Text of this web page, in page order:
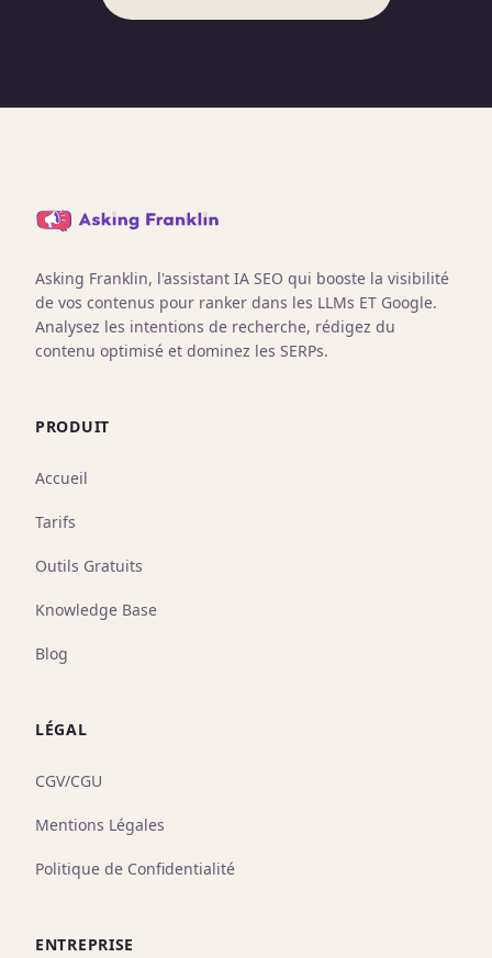
Asking Franklin, l'assistant IA SEO qui booste la visibilité
de vos contenus pour ranker dans les LLMs ET Google.
Analysez les intentions de recherche, rédigez du
contenu optimisé et dominez les SERPs.
PRODUIT
Accueil
Tarifs
Outils Gratuits
Knowledge Base
Blog
LÉGAL
CGV/CGU
Mentions Légales
Politique de Confidentialité
ENTREPRISE